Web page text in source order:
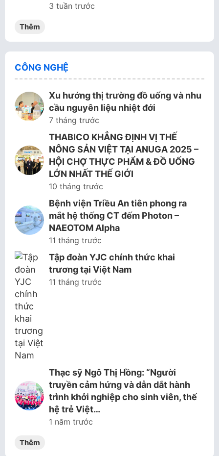
3 tuần trước
Thêm
CÔNG NGHỆ
Xu hướng thị trường đồ uống và nhu
cầu nguyên liệu nhiệt đới
7 tháng trước
THABICO KHẲNG ĐỊNH VỊ THẾ
NÔNG SẢN VIỆT TẠI ANUGA 2025 –
HỘI CHỢ THỰC PHẨM & ĐỒ UỐNG
LỚN NHẤT THẾ GIỚI
10 tháng trước
Bệnh viện Triều An tiên phong ra
mắt hệ thống CT đếm Photon –
NAEOTOM Alpha
11 tháng trước
Tập đoàn YJC chính thức khai
trương tại Việt Nam
11 tháng trước
Thạc sỹ Ngô Thị Hồng: “Người
truyền cảm hứng và dẫn dắt hành
trình khởi nghiệp cho sinh viên, thế
hệ trẻ Việt…
1 năm trước
Thêm